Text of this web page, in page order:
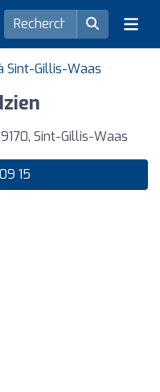
Sint-Gillis-Waas
Sint-Gillis-Waas
15